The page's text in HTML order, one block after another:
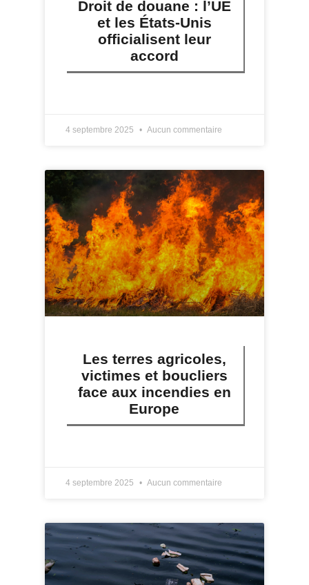
Droit de douane : l’UE
et les États-Unis
officialisent leur
accord
4 septembre 2025 Aucun commentaire
Les terres agricoles,
victimes et boucliers
face aux incendies en
Europe
4 septembre 2025 Aucun commentaire